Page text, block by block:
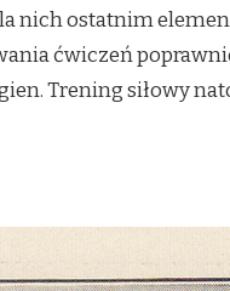
nich ostatnim
ćwiczeń
Trening siłowy